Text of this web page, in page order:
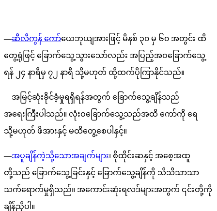
—ဆီလီကွန် ကော်ယေဘုယျအားဖြင့် မိနစ် ၃၀ မှ ၆၀ အတွင်း ထိ
တွေ့ရုံဖြင့် ခြောက်သွေ့သွားသော်လည်း အပြည့်အဝခြောက်သွေ့
ရန် ၂၄ နာရီမှ ၇၂ နာရီ သို့မဟုတ် ထို့ထက်ပိုကြာနိုင်သည်။
—အမြင့်ဆုံးခိုင်ခံ့မှုရရှိရန်အတွက် ခြောက်သွေ့ချိန်သည်
အရေးကြီးပါသည်။ လုံးဝခြောက်သွေ့သည်အထိ ကော်ကို ရေ
သို့မဟုတ် ဖိအားနှင့် မထိတွေ့စေပါနှင့်။
—အပူချိန်ကဲ့သို့သောအချက်များ၊ စိုထိုင်းဆနှင့် အစေ့အထူ
တို့သည် ခြောက်သွေ့ခြင်းနှင့် ခြောက်သွေ့ချိန်ကို သိသိသာသာ
သက်ရောက်မှုရှိသည်။ အကောင်းဆုံးရလဒ်များအတွက် ၎င်းတို့ကို
ချိန်ညှိပါ။